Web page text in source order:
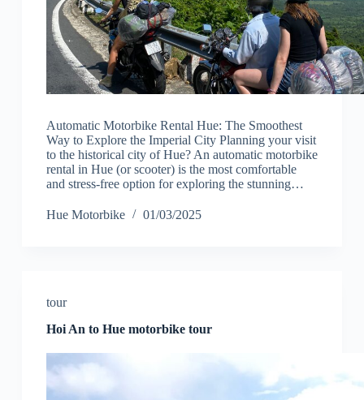
Automatic Motorbike Rental Hue: The Smoothest
Way to Explore the Imperial City Planning your visit
to the historical city of Hue? An automatic motorbike
rental in Hue (or scooter) is the most comfortable
and stress-free option for exploring the stunning…
Hue Motorbike 01/03/2025
tour
Hoi An to Hue motorbike tour